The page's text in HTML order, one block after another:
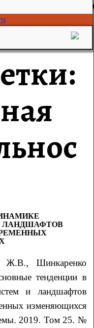
ЛАНДШАФТОВ
Ж.В., Шинкаренко
тенденции в
и ландшафтов
изменяющихся
2019. Том 25. №